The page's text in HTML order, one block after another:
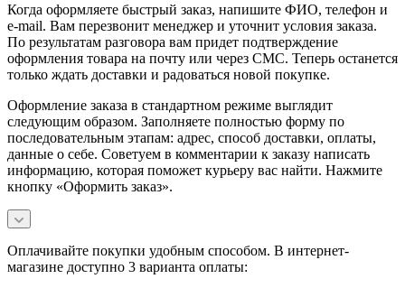
Когда оформляете быстрый заказ, напишите ФИО, телефон и
e-mail. Вам перезвонит менеджер и уточнит условия заказа.
По результатам разговора вам придет подтверждение
оформления товара на почту или через СМС. Теперь останется
только ждать доставки и радоваться новой покупке.
Оформление заказа в стандартном режиме выглядит
следующим образом. Заполняете полностью форму по
последовательным этапам: адрес, способ доставки, оплаты,
данные о себе. Советуем в комментарии к заказу написать
информацию, которая поможет курьеру вас найти. Нажмите
кнопку «Оформить заказ».
Оплачивайте покупки удобным способом. В интернет-
магазине доступно 3 варианта оплаты: